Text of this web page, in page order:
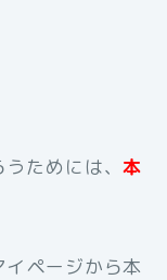
うためには、本
ページから本